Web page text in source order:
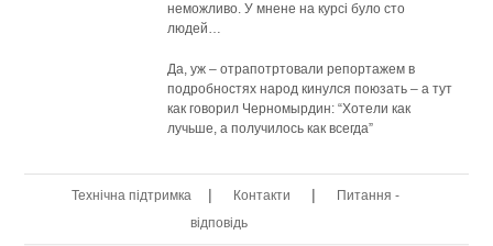
неможливо. У мнене на курсі було сто
людей…
Да, уж – отрапотртовали репортажем в
подробностях народ кинулся поюзать – а тут
как говорил Черномырдин: “Хотели как
лучьше, а получилось как всегда”
Технічна підтримка | Контакти |
Питання -
відповідь